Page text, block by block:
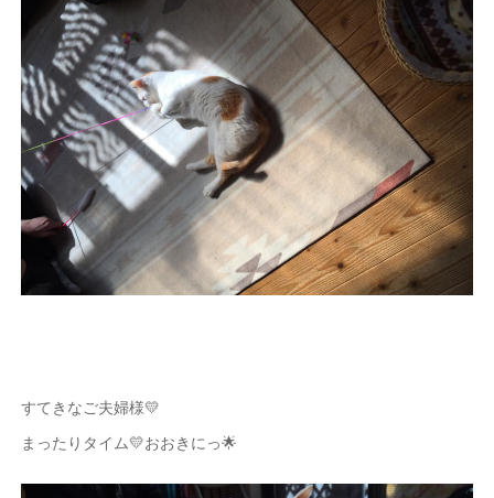
すてきなご夫婦様💛
まったりタイム💛おおきにっ🌟